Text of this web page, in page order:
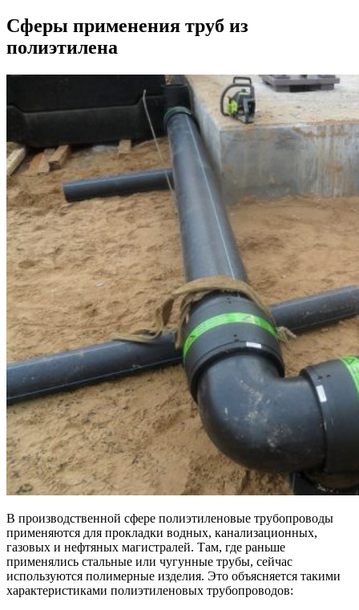
Сферы применения труб из
полиэтилена
В производственной сфере полиэтиленовые трубопроводы
применяются для прокладки водных, канализационных,
газовых и нефтяных магистралей. Там, где раньше
применялись стальные или чугунные трубы, сейчас
используются полимерные изделия. Это объясняется такими
характеристиками полиэтиленовых трубопроводов: